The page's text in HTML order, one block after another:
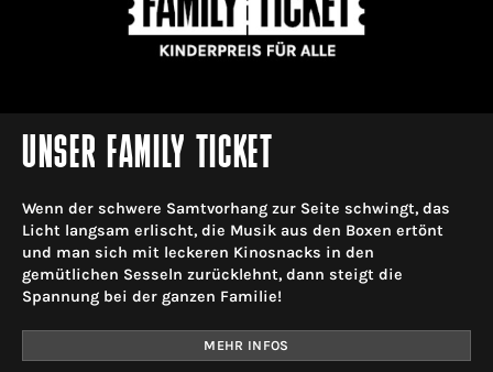
UNSER FAMILY TICKET
Wenn der schwere Samtvorhang zur Seite schwingt, das
Licht langsam erlischt, die Musik aus den Boxen ertönt
und man sich mit leckeren Kinosnacks in den
gemütlichen Sesseln zurücklehnt, dann steigt die
Spannung bei der ganzen Familie!
MEHR INFOS